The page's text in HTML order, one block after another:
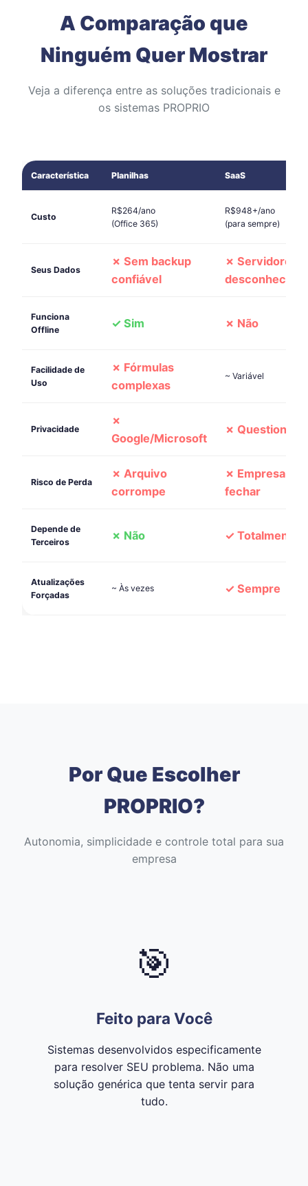
A Comparação que
Ninguém Quer Mostrar
Veja a diferença entre as soluções tradicionais e
os sistemas PROPRIO
Característica Planilhas SaaS
Custo
R$264/ano
(Office 365)
R$948+/ano
(para sempre)
Seus Dados
✗ Sem backup
confiável
✗ Servidores
desconhecidos
Funciona
Offline
✓ Sim ✗ Não
Facilidade de
Uso
✗ Fórmulas
complexas
~ Variável
Privacidade
✗
Google/Microsoft
✗
Risco de Perda
✗ Arquivo
corrompe
✗ Empresa
fechar
Depende de
Terceiros
✗ Não ✓ Totalmente
Atualizações
Forçadas
~ Às vezes ✓ Sempre
Por Que Escolher
PROPRIO?
Autonomia, simplicidade e controle total para sua
empresa
🎯
Feito para Você
Sistemas desenvolvidos especificamente
para resolver SEU problema. Não uma
solução genérica que tenta servir para
tudo.